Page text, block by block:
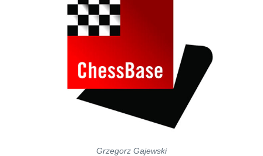
Grzegorz Gajewski